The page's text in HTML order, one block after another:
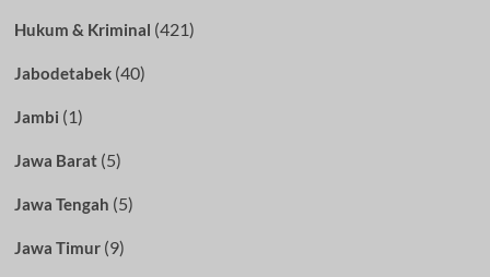
Hukum & Kriminal (421)
Jabodetabek(40)
Jambi (1)
Jawa Barat(5)
Jawa Tengah (5)
Jawa Timur(9)